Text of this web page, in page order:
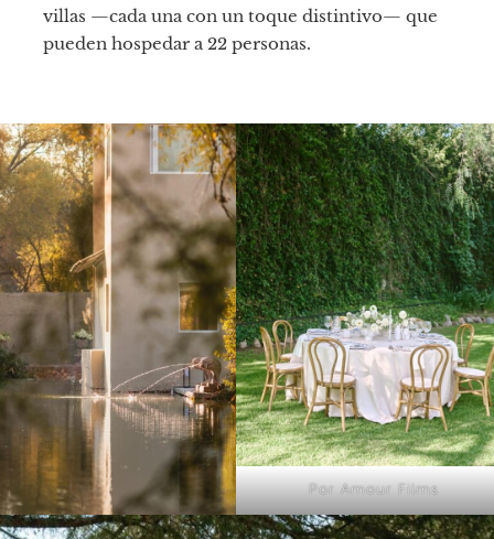
villas —cada una con un toque distintivo— que
pueden hospedar a 22 personas.
Por Amour Films